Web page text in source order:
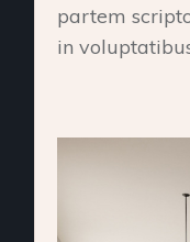
partem
in